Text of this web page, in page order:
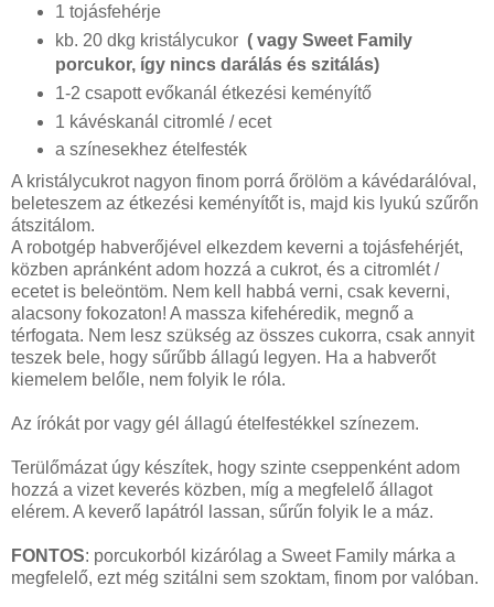
1 tojásfehérje
kb. 20 dkg kristálycukor ( vagy Sweet Family
porcukor, így nincs darálás és szitálás)
1-2 csapott evőkanál étkezési keményítő
1 kávéskanál citromlé / ecet
a színesekhez ételfesték
A kristálycukrot nagyon finom porrá őrölöm a kávédarálóval,
beleteszem az étkezési keményítőt is, majd kis lyukú szűrőn
átszitálom.
A robotgép habverőjével elkezdem keverni a tojásfehérjét,
közben apránként adom hozzá a cukrot, és a citromlét /
ecetet is beleöntöm. Nem kell habbá verni, csak keverni,
alacsony fokozaton! A massza kifehéredik, megnő a
térfogata. Nem lesz szükség az összes cukorra, csak annyit
teszek bele, hogy sűrűbb állagú legyen. Ha a habverőt
kiemelem belőle, nem folyik le róla.
Az írókát por vagy gél állagú ételfestékkel színezem.
Terülőmázat úgy készítek, hogy szinte cseppenként adom
hozzá a vizet keverés közben, míg a megfelelő állagot
elérem. A keverő lapátról lassan, sűrűn folyik le a máz.
FONTOS: porcukorból kizárólag a Sweet Family márka a
megfelelő, ezt még szitálni sem szoktam, finom por valóban.